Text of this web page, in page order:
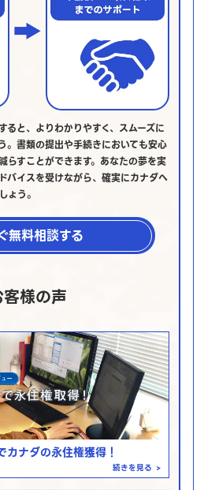
ると、よりわかりやすく、スムーズに
。書類の提出や手続きにおいても安心
らすことができます。あなたの夢を実
バイスを受けながら、確実にカナダへ
ょう。
無料相談する
様の声
カナダの永住権獲得！
続きを見る >